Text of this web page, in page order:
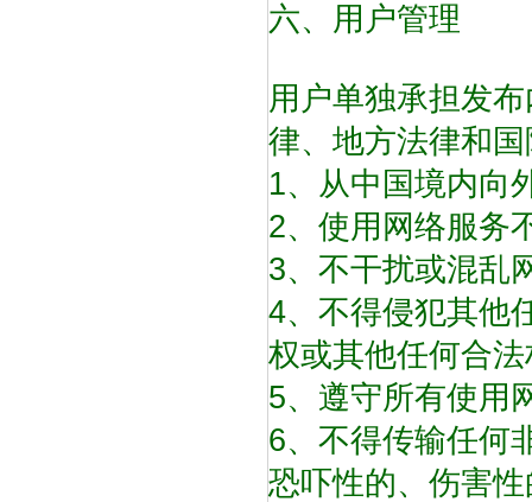
六、用户管理
用户单独承担发
律、地方法律和
1、从中国境内向
2、使用网络服务
3、不干扰或混乱
4、不得侵犯其他
权或其他任何合
5、遵守所有使用
6、不得传输任何
恐吓性的、伤害